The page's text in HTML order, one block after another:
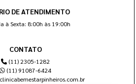
DE ATENDIMENTO
à Sexta: 8:00h às 19:00h
CONTATO
(11) 2305-1282
(11) 91087-6424